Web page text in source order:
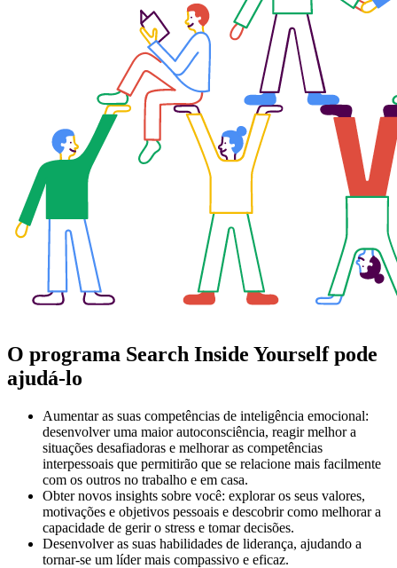
O programa Search Inside Yourself pode
ajudá-lo
Aumentar as suas competências de inteligência emocional:
desenvolver uma maior autoconsciência, reagir melhor a
situações desafiadoras e melhorar as competências
interpessoais que permitirão que se relacione mais facilmente
com os outros no trabalho e em casa.
Obter novos insights sobre você: explorar os seus valores,
motivações e objetivos pessoais e descobrir como melhorar a
capacidade de gerir o stress e tomar decisões.
Desenvolver as suas habilidades de liderança, ajudando a
tornar-se um líder mais compassivo e eficaz.